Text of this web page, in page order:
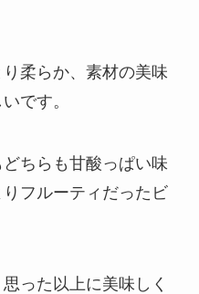
柔らか、素材の美味
です。
ちらも甘酸っぱい味
フルーティだったビ
った以上に美味しく